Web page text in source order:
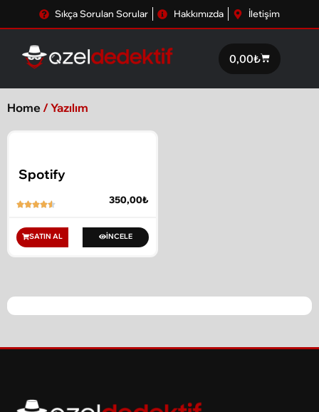
Sıkça Sorulan Sorular Hakkımızda İletişim
0,00₺
Home / Yazılım
Spotify
350,00₺
SATIN AL İNCELE